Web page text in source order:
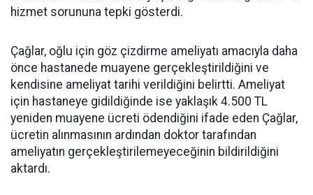
hizmet sorununa tepki gösterdi.
Çağlar, oğlu için göz çizdirme ameliyatı amacıyla daha
önce hastanede muayene gerçekleştirildiğini ve
kendisine ameliyat tarihi verildiğini belirtti. Ameliyat
için hastaneye gidildiğinde ise yaklaşık 4.500 TL
yeniden muayene ücreti ödendiğini ifade eden Çağlar,
ücretin alınmasının ardından doktor tarafından
ameliyatın gerçekleştirilemeyeceğinin bildirildiğini
aktardı.